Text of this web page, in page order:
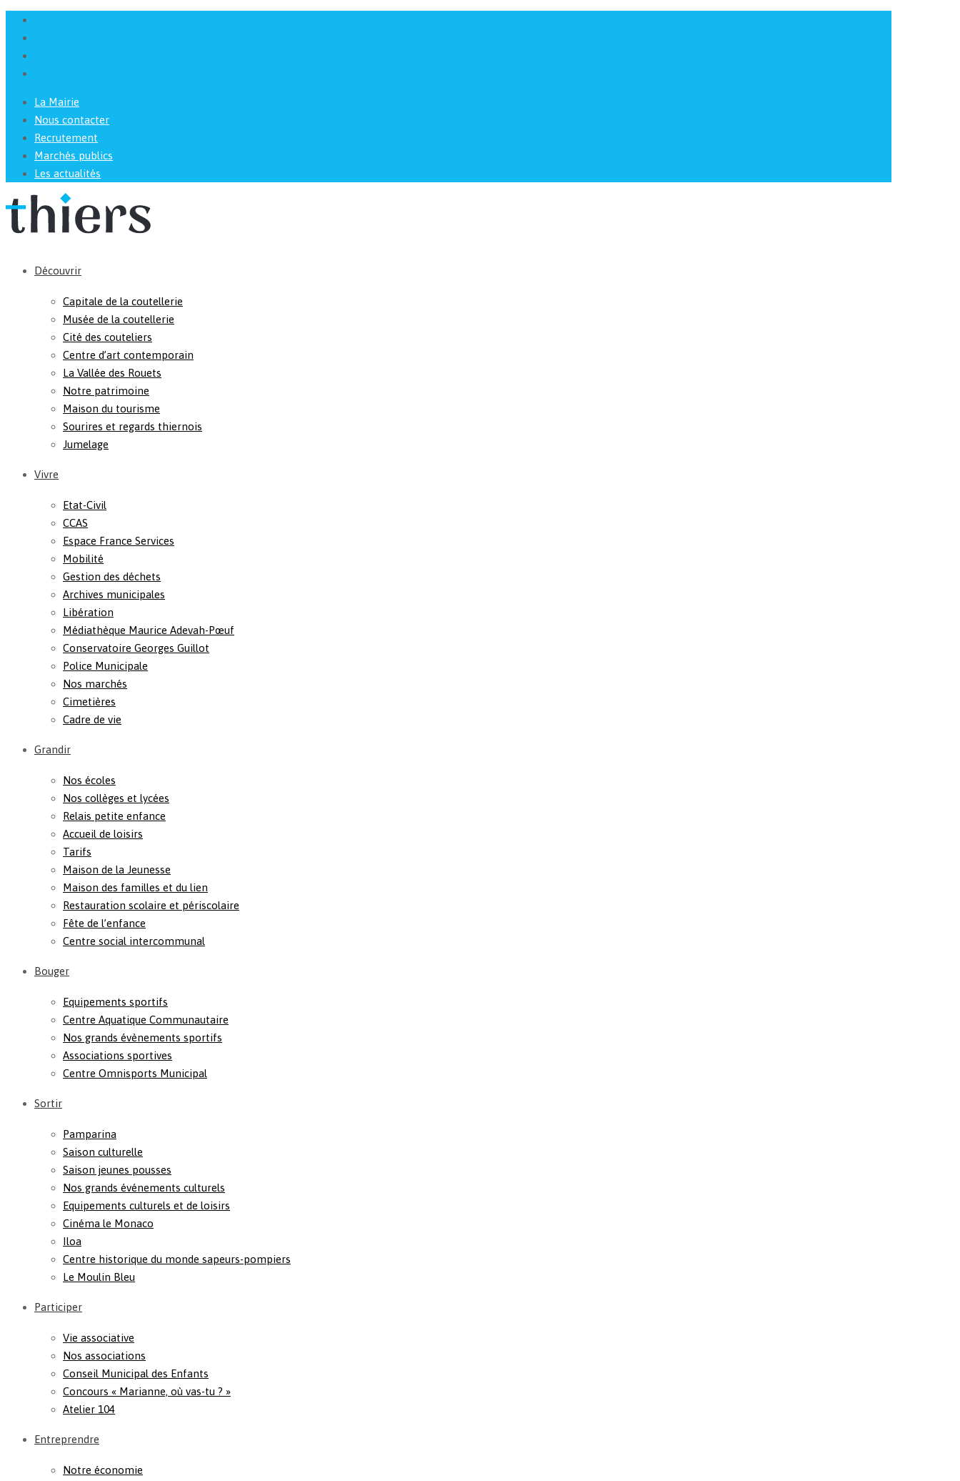
La Mairie
Nous contacter
Recrutement
Marchés publics
Les actualités
Découvrir
Capitale de la coutellerie
Musée de la coutellerie
Cité des couteliers
Centre d’art contemporain
La Vallée des Rouets
Notre patrimoine
Maison du tourisme
Sourires et regards thiernois
Jumelage
Vivre
Etat-Civil
CCAS
Espace France Services
Mobilité
Gestion des déchets
Archives municipales
Libération
Médiathèque Maurice Adevah-Pœuf
Conservatoire Georges Guillot
Police Municipale
Nos marchés
Cimetières
Cadre de vie
Grandir
Nos écoles
Nos collèges et lycées
Relais petite enfance
Accueil de loisirs
Tarifs
Maison de la Jeunesse
Maison des familles et du lien
Restauration scolaire et périscolaire
Fête de l’enfance
Centre social intercommunal
Bouger
Equipements sportifs
Centre Aquatique Communautaire
Nos grands évènements sportifs
Associations sportives
Centre Omnisports Municipal
Sortir
Pamparina
Saison culturelle
Saison jeunes pousses
Nos grands événements culturels
Equipements culturels et de loisirs
Cinéma le Monaco
Iloa
Centre historique du monde sapeurs-pompiers
Le Moulin Bleu
Participer
Vie associative
Nos associations
Conseil Municipal des Enfants
Concours « Marianne, où vas-tu ? »
Atelier 104
Entreprendre
Notre économie